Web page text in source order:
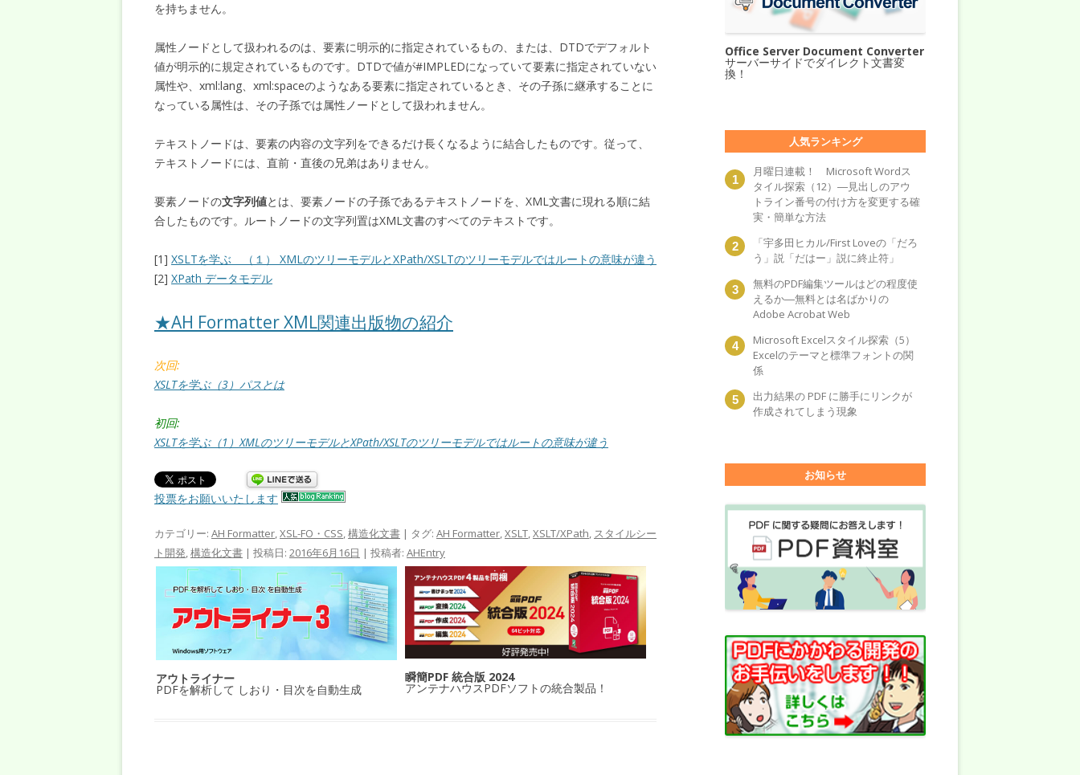
を持ちません。
属性ノードとして扱われるのは、要素に明示的に指定されているもの、または、DTDでデフォルト
値が明示的に規定されているものです。DTDで値が#IMPLEDになっていて要素に指定されていない
属性や、xml:lang、xml:spaceのようなある要素に指定されているとき、その子孫に継承することに
なっている属性は、その子孫では属性ノードとして扱われません。
テキストノードは、要素の内容の文字列をできるだけ長くなるように結合したものです。従って、
テキストノードには、直前・直後の兄弟はありません。
要素ノードの文字列値とは、要素ノードの子孫であるテキストノードを、XML文書に現れる順に結
合したものです。ルートノードの文字列置はXML文書のすべてのテキストです。
[1] XSLTを学ぶ （１） XMLのツリーモデルとXPath/XSLTのツリーモデルではルートの意味が違う
[2] XPath データモデル
★AH Formatter XML関連出版物の紹介
次回:
XSLTを学ぶ（3）パスとは
初回:
XSLTを学ぶ（1）XMLのツリーモデルとXPath/XSLTのツリーモデルではルートの意味が違う
投票をお願いいたします
カテゴリー: AH Formatter,XSL-FO・CSS,構造化文書 | タグ: AH Formatter,XSLT,XSLT/XPath, スタイルシー
ト開発,構造化文書 | 投稿日: 2016年6月16日 | 投稿者: AHEntry
アウトライナー
PDFを解析して しおり・目次を自動生成
瞬簡PDF 統合版 2024
アンテナハウスPDFソフトの統合製品！
Office Server Document Converter
サーバーサイドでダイレクト文書変
換！
人気ランキング
月曜日連載！ Microsoft Wordス
タイル探索（12）―見出しのアウ
トライン番号の付け方を変更する確
実・簡単な方法
「宇多田ヒカル/First Loveの「だろ
う」説「だはー」説に終止符」
無料のPDF編集ツールはどの程度使
えるか―無料とは名ばかりの
Adobe Acrobat Web
Microsoft Excelスタイル探索（5）
Excelのテーマと標準フォントの関
係
出力結果の PDF に勝手にリンクが
作成されてしまう現象
お知らせ